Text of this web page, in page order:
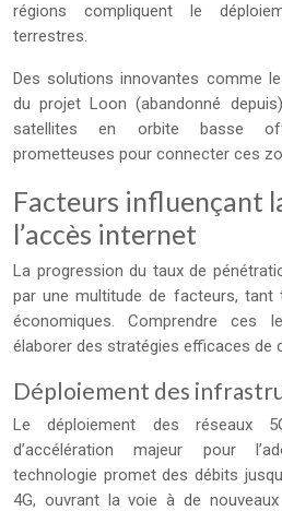
régions compliquent le
terrestres.
Des solutions innovantes comme
du projet Loon (abandonné
satellites en orbite basse
prometteuses pour connecter ces
Facteurs influençant
l’accès internet
La progression du taux de
par une multitude de facteurs, tant
économiques. Comprendre ces
élaborer des stratégies efficaces de
Déploiement des
Le déploiement des réseaux
d’accélération majeur pour
technologie promet des débits
4G, ouvrant la voie à de